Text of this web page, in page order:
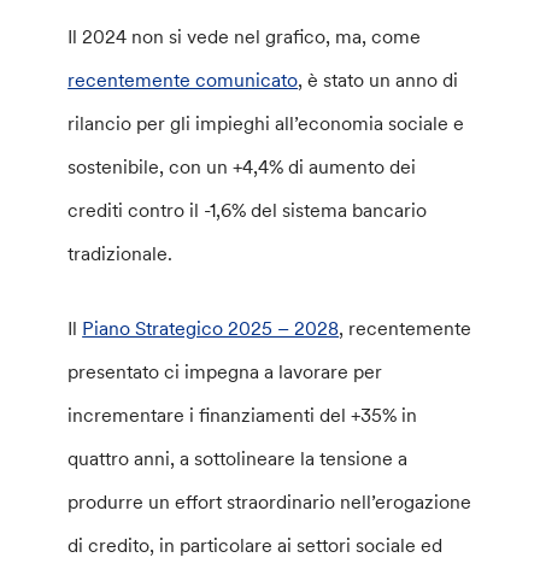
Il 2024 non si vede nel grafico, ma, come
recentemente comunicato, è stato un anno di
rilancio per gli impieghi all’economia sociale e
sostenibile, con un +4,4% di aumento dei
crediti contro il -1,6% del sistema bancario
tradizionale.
Il Piano Strategico 2025 – 2028, recentemente
presentato ci impegna a lavorare per
incrementare i finanziamenti del +35% in
quattro anni, a sottolineare la tensione a
produrre un effort straordinario nell’erogazione
di credito, in particolare ai settori sociale ed